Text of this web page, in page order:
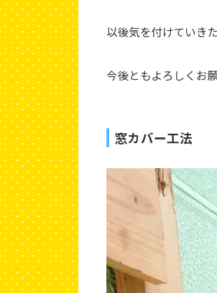
以後気を付けていき
今後ともよろしくお
窓カバー工法